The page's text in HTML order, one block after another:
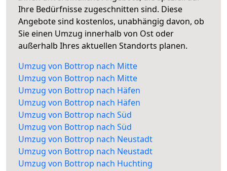
Ihre Bedürfnisse zugeschnitten sind. Diese
Angebote sind kostenlos, unabhängig davon, ob
Sie einen Umzug innerhalb von Ost oder
außerhalb Ihres aktuellen Standorts planen.
Umzug von Bottrop nach Mitte
Umzug von Bottrop nach Mitte
Umzug von Bottrop nach Häfen
Umzug von Bottrop nach Häfen
Umzug von Bottrop nach Süd
Umzug von Bottrop nach Süd
Umzug von Bottrop nach Neustadt
Umzug von Bottrop nach Neustadt
Umzug von Bottrop nach Huchting